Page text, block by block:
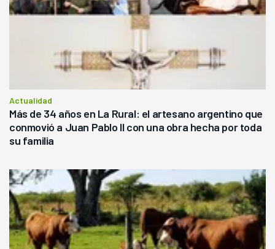
Actualidad
Más de 34 años en La Rural: el artesano argentino que
conmovió a Juan Pablo II con una obra hecha por toda
su familia